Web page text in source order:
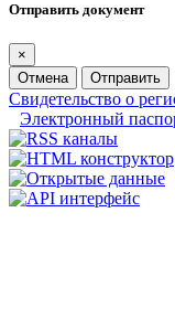
Отправить документ
×
Отмена
Отправить
Свидетельство о
Электронный